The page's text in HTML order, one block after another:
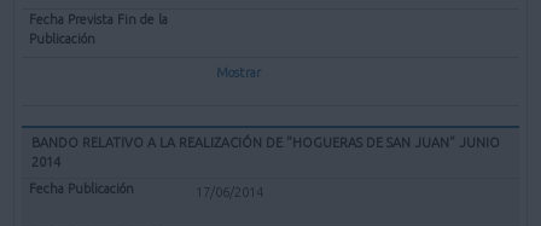
Mostrar
BANDO RELATIVO A LA REALIZACIÓN DE "HOGUERAS DE SAN JUAN" JUNIO
2014
17/06/2014